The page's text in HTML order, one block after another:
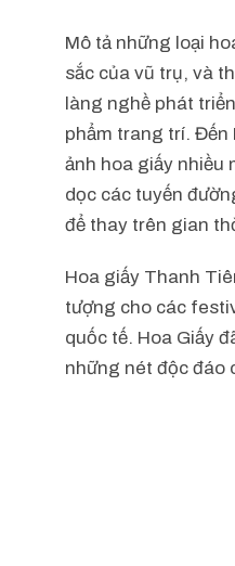
Mô tả những loại
sắc của vũ trụ, và
làng nghề phát
phẩm trang trí. Đến
ảnh hoa giấy nhiều
dọc các tuyến
để thay trên gian
Hoa giấy Thanh
tượng cho các
quốc tế. Hoa Giấy
những nét độc đáo